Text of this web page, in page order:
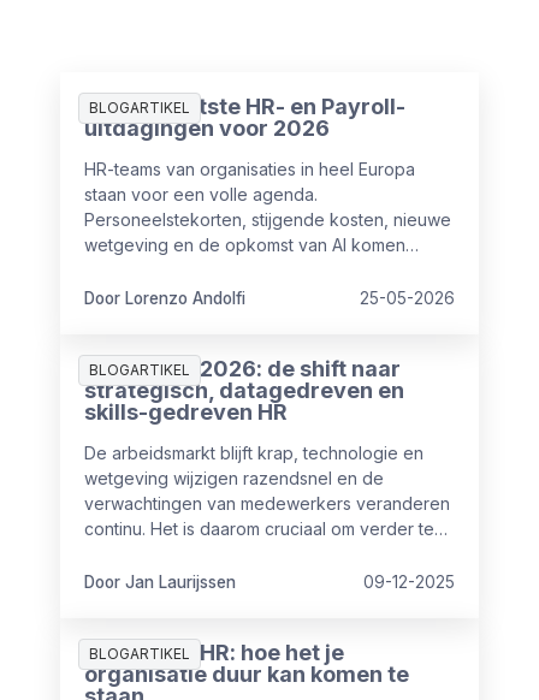
BLOGARTIKEL
De 10 grootste HR- en Payroll-
uitdagingen voor 2026
HR-teams van organisaties in heel Europa
staan voor een volle agenda.
Personeelstekorten, stijgende kosten, nieuwe
wetgeving en de opkomst van AI komen
uitdagingen bestaan. De vraag is welke het
Door Lorenzo Andolfi 25-05-2026
BLOGARTIKEL
HR-trends 2026: de shift naar
strategisch, datagedreven en
skills-gedreven HR
De arbeidsmarkt blijft krap, technologie en
wetgeving wijzigen razendsnel en de
verwachtingen van medewerkers veranderen
continu. Het is daarom cruciaal om verder te
groeien veel HR-afdelingen door van
In dit artikel vind je de belangrijkste HR-trends
voor 2026, met concrete inzichten en
Door Jan Laurijssen 09-12-2025
BLOGARTIKEL
Duurzaam HR: hoe het je
organisatie duur kan komen te